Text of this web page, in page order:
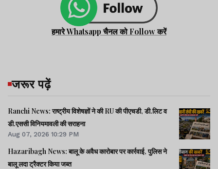
हमारे Whatsapp चैनल को Follow करें
जरूर पढ़ें
Ranchi News: राष्ट्रीय विशेषज्ञों ने की RU की पीएचडी, डी.लिट व
डी.एससी विनियमावली की सराहना
Aug 07, 2026 10:29 PM
Hazaribagh News: बालू के अवैध कारोबार पर कार्रवाई, पुलिस ने
बालू लदा ट्रैक्टर किया जब्त